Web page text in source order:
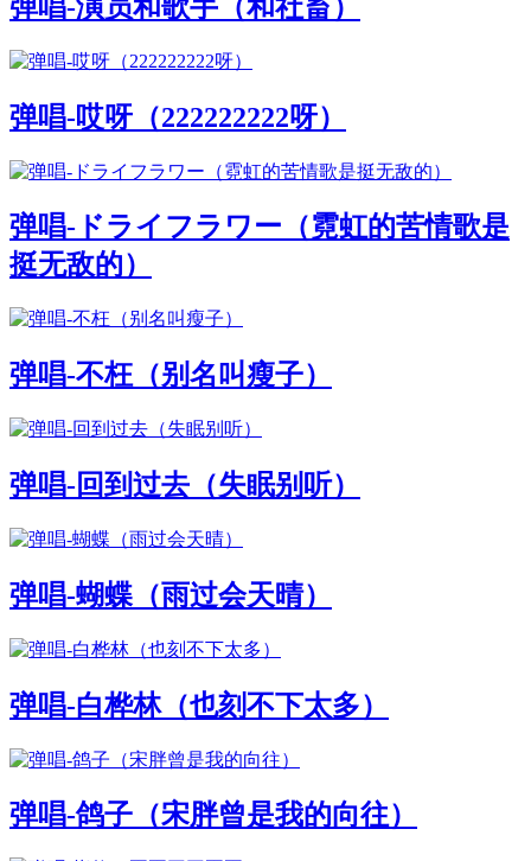
弹唱-演员和歌手（和社畜）
弹唱-哎呀（222222222呀）
弹唱-ドライフラワー（霓虹的苦情歌是
挺无敌的）
弹唱-不枉（别名叫瘦子）
弹唱-回到过去（失眠别听）
弹唱-蝴蝶（雨过会天晴）
弹唱-白桦林（也刻不下太多）
弹唱-鸽子（宋胖曾是我的向往）